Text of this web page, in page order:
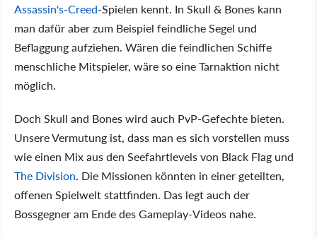
Assassin's-Creed-Spielen kennt. In Skull & Bones kann
man dafür aber zum Beispiel feindliche Segel und
Beflaggung aufziehen. Wären die feindlichen Schiffe
menschliche Mitspieler, wäre so eine Tarnaktion nicht
möglich.
Doch Skull and Bones wird auch PvP-Gefechte bieten.
Unsere Vermutung ist, dass man es sich vorstellen muss
wie einen Mix aus den Seefahrtlevels von Black Flag und
The Division. Die Missionen könnten in einer geteilten,
offenen Spielwelt stattfinden. Das legt auch der
Bossgegner am Ende des Gameplay-Videos nahe.